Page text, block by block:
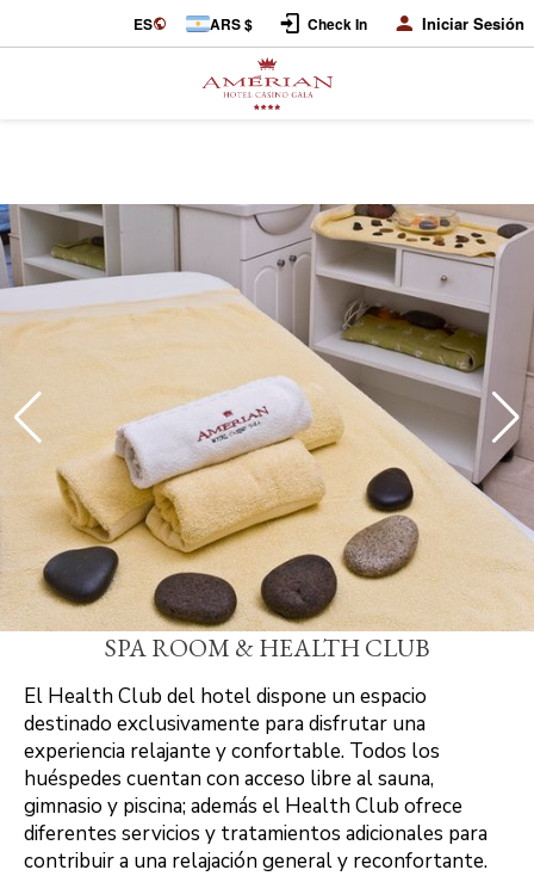
ES ARS $ Check In Iniciar Sesión
SPA ROOM & HEALTH CLUB
El Health Club del hotel dispone un espacio
destinado exclusivamente para disfrutar una
experiencia relajante y confortable. Todos los
huéspedes cuentan con acceso libre al sauna,
gimnasio y piscina; además el Health Club ofrece
diferentes servicios y tratamientos adicionales para
contribuir a una relajación general y reconfortante.